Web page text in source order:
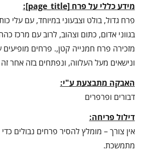
מידע כללי על פרח[
page_title
]
:
פרח גדול, בולט וצבעוני במיוחד, עם עלי
בגווני אדום, כתום וצהוב, לרוב עם מרכז
מזכירה פרח חמנייה קטן,. פרחים מופיעים
ונישאים מעל העלווה, ונפתחים בזה אחר זה
האבקה מתבצעת ע"י:
דבורים ופרפרים
דילול פריחה:
אין צורך – מומלץ להסיר פרחים נבולים
מתמשכת.